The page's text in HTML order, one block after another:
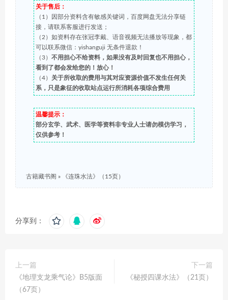
关于售后：
（1）因部分资料含有敏感关键词，百度网盘无法分享链
接，请联系客服进行发送；
（2）如资料存在张冠李戴、语音视频无法播放等现象，都
可以联系微信：yishanguji 无条件退款！
（3） 不用担心不给资料，如果没有及时回复也不用担心，
看到了都会发给您的！放心！
（4） 关于所收取的费用与其对应资源价值不发生任何关
系，只是象征的收取站点运行所消耗各项综合费用
温馨提示：
部分玄学、武术、医学等资料非专业人士请勿模仿学习，
仅供参考！
古籍藏书阁 » 《连珠水法》（15页）
分享到：
上一篇
《地理支龙乘气论》B5版面
（67页）
下一篇
《秘授四课水法》（21页）